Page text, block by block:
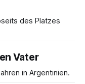
des Platzes
Vater
in Argentinien.